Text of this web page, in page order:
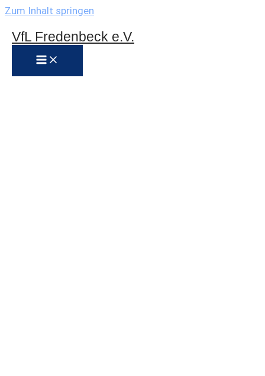
Zum Inhalt springen
VfL Fredenbeck e.V.